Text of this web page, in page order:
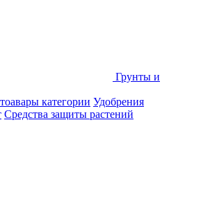
Грунты и
категории Удобрения
Средства защиты растений